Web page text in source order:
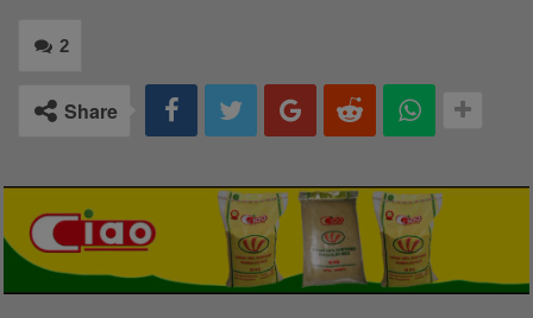
2
Share